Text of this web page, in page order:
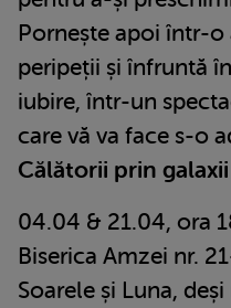
Pornește apoi într-
peripeții și înfruntă
iubire, într-un
care vă va face s-o
Călătorii prin
04.04 & 21.04, ora
Biserica Amzei nr.
Soarele și Luna,